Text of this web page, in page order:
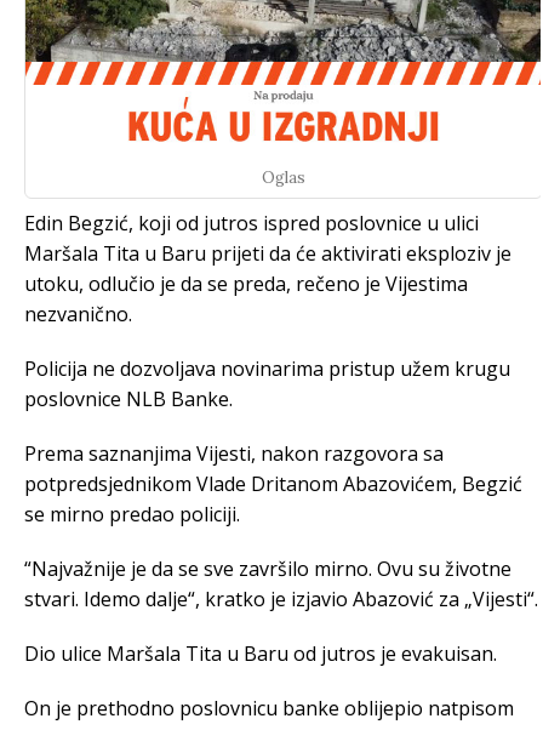
Oglas
Edin Begzić, koji od jutros ispred poslovnice u ulici
Maršala Tita u Baru prijeti da će aktivirati eksploziv je
utoku, odlučio je da se preda, rečeno je Vijestima
nezvanično.
Policija ne dozvoljava novinarima pristup užem krugu
poslovnice NLB Banke.
Prema saznanjima Vijesti, nakon razgovora sa
potpredsjednikom Vlade Dritanom Abazovićem, Begzić
se mirno predao policiji.
“Najvažnije je da se sve završilo mirno. Ovu su životne
stvari. Idemo dalje“, kratko je izjavio Abazović za „Vijesti“.
Dio ulice Maršala Tita u Baru od jutros je evakuisan.
On je prethodno poslovnicu banke oblijepio natpisom